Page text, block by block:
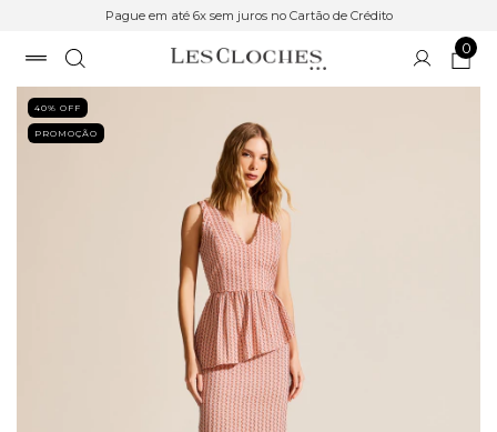
Pague em até 6x sem juros no Cartão de Crédito
0
40% OFF
PROMOÇÃO